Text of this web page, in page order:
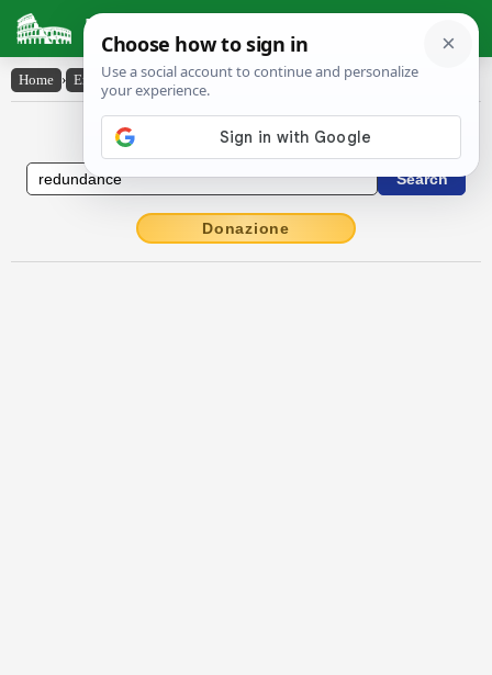
Latin Dictionary
Home › English-Latin › redundance
English to Latin Dictionary
Donazione